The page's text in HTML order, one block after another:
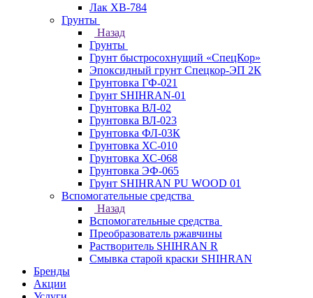
Лак ХВ-784
Грунты
Назад
Грунты
Грунт быстросохнущий «СпецКор»
Эпоксидный грунт Спецкор-ЭП 2К
Грунтовка ГФ-021
Грунт SHIHRAN-01
Грунтовка ВЛ-02
Грунтовка ВЛ-023
Грунтовка ФЛ-03К
Грунтовка ХС-010
Грунтовка ХС-068
Грунтовка ЭФ-065
Грунт SHIHRAN PU WOOD 01
Вспомогательные средства
Назад
Вспомогательные средства
Преобразователь ржавчины
Растворитель SHIHRAN R
Смывка старой краски SHIHRAN
Бренды
Акции